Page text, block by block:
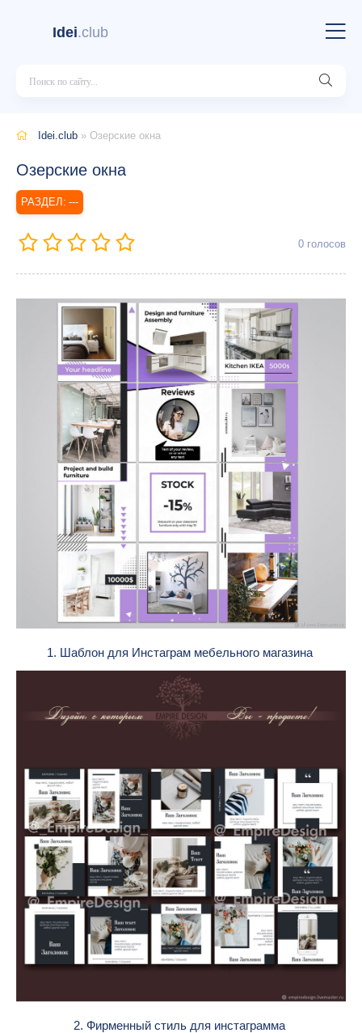
Idei.club
Idei.club » Озерские окна
Озерские окна
---
0 голосов
1. Шаблон для Инстаграм мебельного магазина
2. Фирменный стиль для инстаграмма